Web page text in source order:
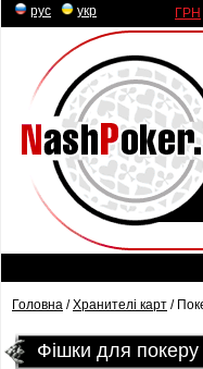
рус укр ГРН
Головна /Хранителі карт /
Фішки для покеру